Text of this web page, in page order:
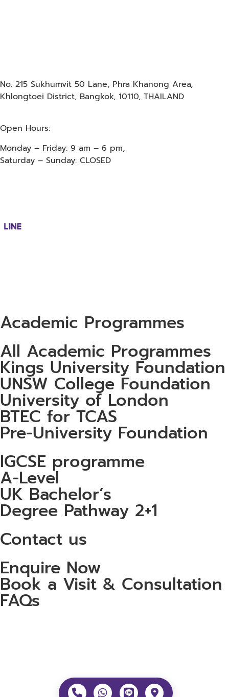
No. 215 Sukhumvit 50 Lane, Phra Khanong Area,
Khlongtoei District, Bangkok, 10110, THAILAND
Open Hours:
Monday – Friday: 9 am – 6 pm,
Saturday – Sunday: CLOSED
Academic Programmes
All Academic Programmes
Kings University Foundation
UNSW College Foundation
University of London
BTEC for TCAS
Pre-University Foundation
IGCSE programme
A-Level
UK Bachelor’s
Degree Pathway 2+1
Contact us
Enquire Now
Book a Visit & Consultation
FAQs